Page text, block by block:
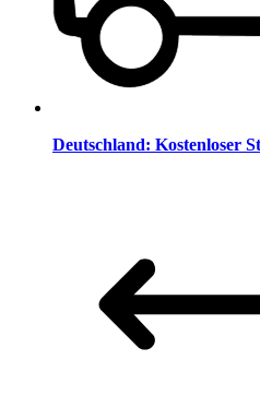
Deutschland: Kostenloser